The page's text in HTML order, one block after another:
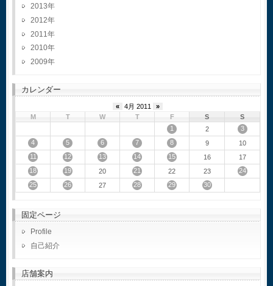
2013
2012
2011
2010
2009
カレンダー
« 4月 2011
»
M
T W T F S
S
1
2
3
4
5 6 7 8 9
10
11
12 13 14 15 16
17
18
19 20 21 22 23
24
25
26 27 28 29 30
固定ページ
Profile
自己紹介
店舗案内